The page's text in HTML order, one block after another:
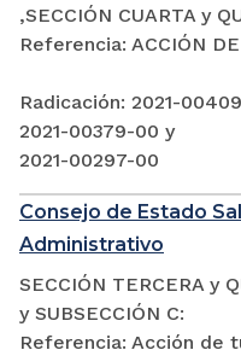
,SECCIÓN CUARTA y
Referencia: ACCIÓN
Radicación: 2021-
2021-00379-00 y
2021-00297-00
Consejo de Estado
Administrativo
SECCIÓN TERCERA y
y SUBSECCIÓN C:
Referencia: Acción de